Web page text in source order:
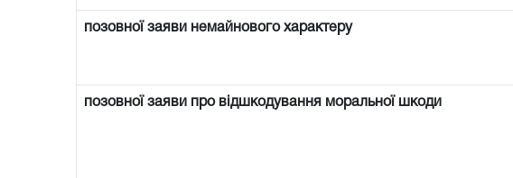
позовної заяви немайнового характеру
позовної заяви про відшкодування моральної шкоди